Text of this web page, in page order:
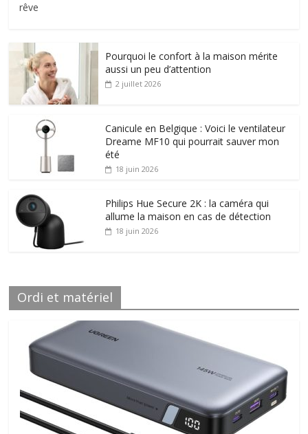
rêve
Pourquoi le confort à la maison mérite
aussi un peu d’attention
2 juillet 2026
Canicule en Belgique : Voici le ventilateur
Dreame MF10 qui pourrait sauver mon
été
18 juin 2026
Philips Hue Secure 2K : la caméra qui
allume la maison en cas de détection
18 juin 2026
Ordi et matériel